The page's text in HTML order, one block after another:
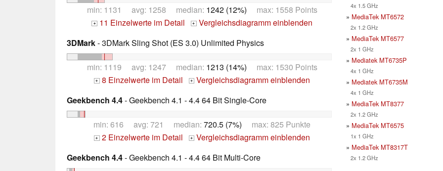
min: 1131 avg: 1258 median: 1242 (12%) max: 1558 Points
+ 11 Einzelwerte im Detail + Vergleichsdiagramm einblenden
3DMark- 3DMark Sling Shot (ES 3.0) Unlimited Physics
min: 1119 avg: 1247 median: 1213 (14%) max: 1530 Points
+ 8 Einzelwerte im Detail +
Vergleichsdiagramm einblenden
Geekbench 4.4- Geekbench 4.1 - 4.4 64 Bit Single-Core
min: 616 avg: 721 median: 720.5 (7%) max: 825 Punkte
+ 2 Einzelwerte im Detail +
Vergleichsdiagramm einblenden
Geekbench 4.4- Geekbench 4.1 - 4.4 64 Bit Multi-Core
4x 1.5 GHz
» MediaTek MT6572
2x 1.2 GHz
» MediaTek MT6577
2x 1 GHz
» Mediatek MT6735P
4x 1 GHz
» Mediatek MT6735M
4x 1 GHz
» MediaTek MT8377
2x 1.2 GHz
» MediaTek MT6575
1x 1 GHz
» MediaTek MT8317T
2x 1.2 GHz